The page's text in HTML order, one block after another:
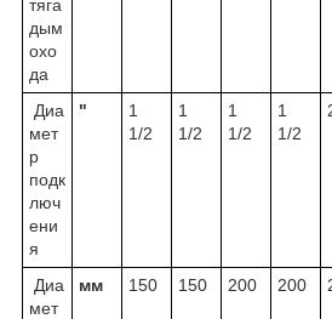
тяга
дым
охо
да
Диа
мет
р
подк
люч
ени
я
"
1
1/2
1
1/2
1
1/2
1
1/2
Диа
мет
мм 150 150 200 200